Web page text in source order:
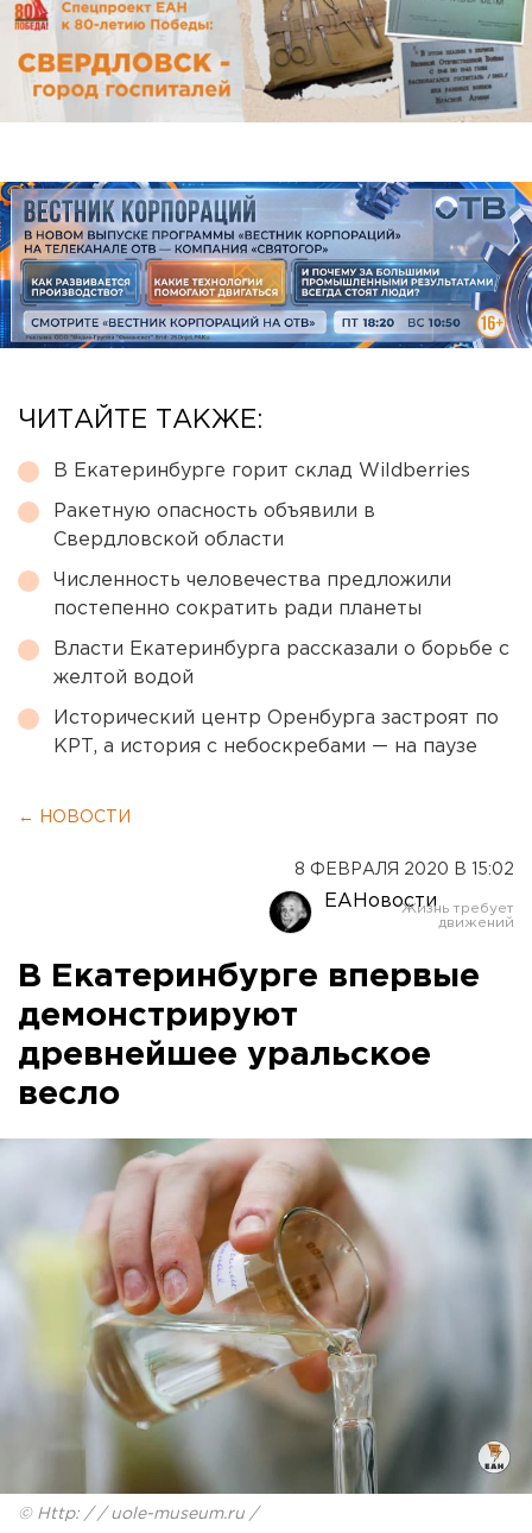
ЧИТАЙТЕ ТАКЖЕ:
В Екатеринбурге горит склад Wildberries
Ракетную опасность объявили в
Свердловской области
Численность человечества предложили
постепенно сократить ради планеты
Власти Екатеринбурга рассказали о борьбе с
желтой водой
Исторический центр Оренбурга застроят по
КРТ, а история с небоскребами — на паузе
← НОВОСТИ
8 ФЕВРАЛЯ 2020 В 15:02
ЕАНовости
В Екатеринбурге впервые
демонстрируют
древнейшее уральское
весло
© Http: / / uole-museum.ru /